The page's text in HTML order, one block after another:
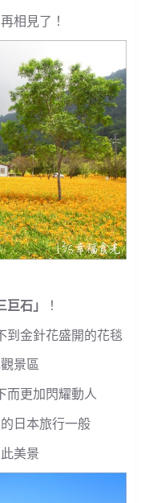
相見了！
巨石」 ！
到金針花盛開的花毯
景區
而更加閃耀動人
日本旅行一般
美景